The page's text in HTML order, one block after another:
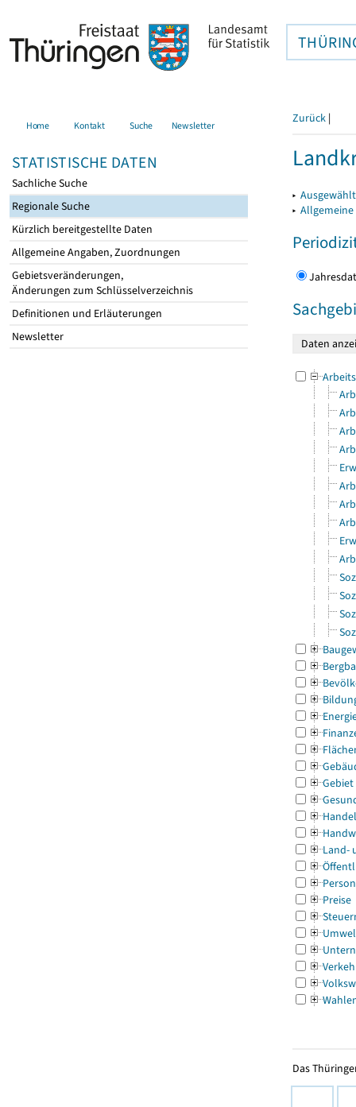
Home Kontakt Suche Newsletter
STATISTISCHE DATEN
Sachliche Suche
Regionale Suche
Kürzlich bereitgestellte Daten
Allgemeine Angaben, Zuordnungen
Gebietsveränderungen,
Änderungen zum Schlüsselverzeichnis
Definitionen und Erläuterungen
Newsletter
Zurück |
▸
▸
Gebiet
Land-
Preise
Das